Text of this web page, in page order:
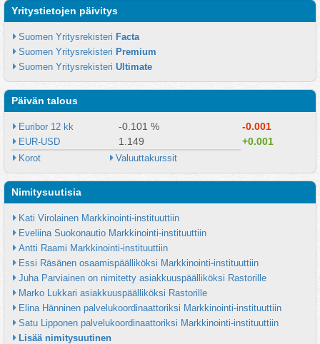
Yritystietojen päivitys
Suomen Yritysrekisteri Facta
Suomen Yritysrekisteri Premium
Suomen Yritysrekisteri Ultimate
Päivän talous
Euribor 12 kk -0.101 % -0.001
EUR-USD 1.149 +0.001
Korot Valuuttakurssit
Nimitysuutisia
Kati Virolainen Markkinointi-instituuttiin
Eveliina Suokonautio Markkinointi-instituuttiin
Antti Raami Markkinointi-instituuttiin
Essi Räsänen osaamispäälliköksi Markkinointi-instituuttiin
Juha Parviainen on nimitetty asiakkuuspäälliköksi Rastorille
Marko Lukkari asiakkuuspäälliköksi Rastorille
Elina Hänninen palvelukoordinaattoriksi Markkinointi-instituuttiin
Satu Lipponen palvelukoordinaattoriksi Markkinointi-instituuttiin
Lisää nimitysuutinen